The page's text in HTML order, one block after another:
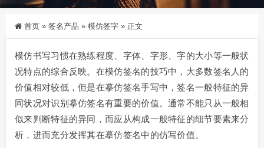
首页 » 签名产品 » 模仿签字 » 正文
模仿书写习惯在熟练程度、字体、字形、字的大小等一般状
况特点的综合反映。在模仿签名的技巧中，大多数签名人的
价值相对较低，但是在摹仿签名手写中，签名一般特征的异
同状况对识别摹仿签名有重要的价值。通常不能只从一般相
似来判断特征的异同，而应从构成一般特征的细节要素来分
析，进而充分发挥其在摹仿签名中的仿写价值。